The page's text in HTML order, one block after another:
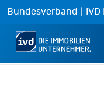
Skip
main
Bundesverband |